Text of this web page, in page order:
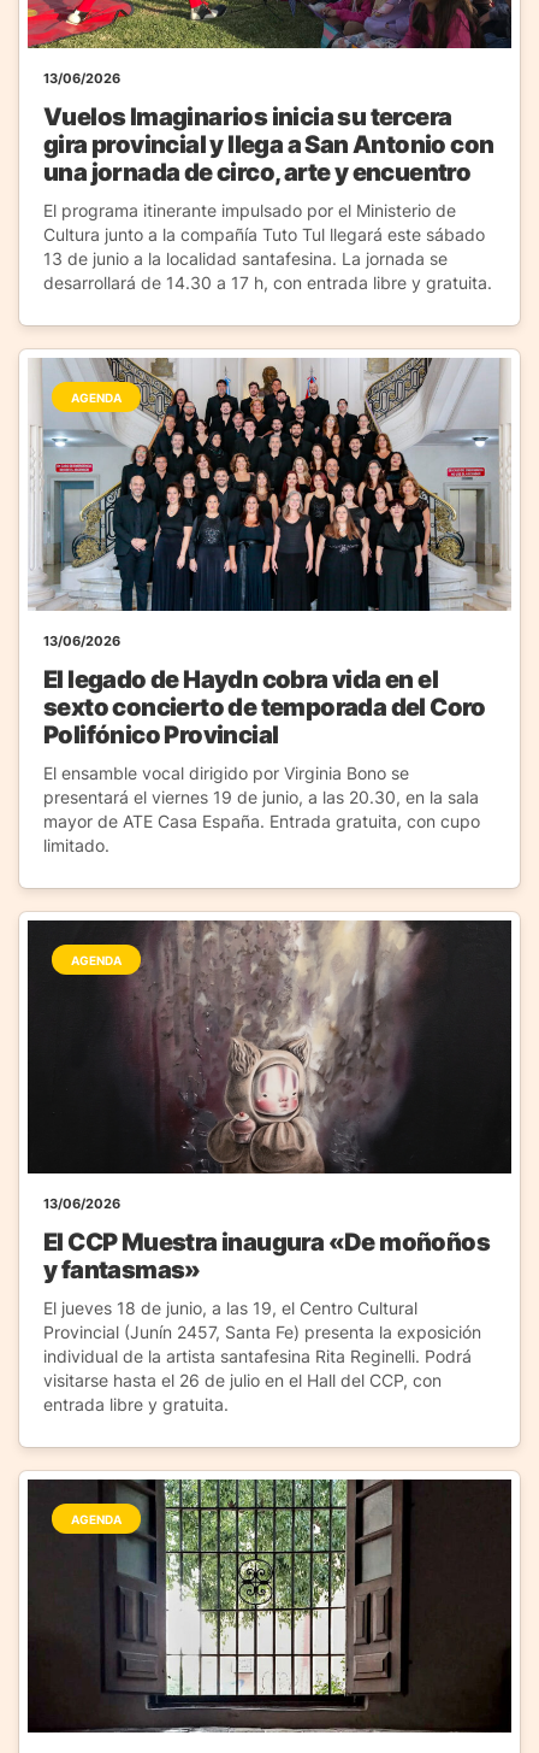
13/06/2026
Vuelos Imaginarios inicia su tercera
gira provincial y llega a San Antonio con
una jornada de circo, arte y encuentro
El programa itinerante impulsado por el Ministerio de
Cultura junto a la compañía Tuto Tul llegará este sábado
13 de junio a la localidad santafesina. La jornada se
desarrollará de 14.30 a 17 h, con entrada libre y gratuita.
AGENDA
13/06/2026
El legado de Haydn cobra vida en el
sexto concierto de temporada del Coro
Polifónico Provincial
El ensamble vocal dirigido por Virginia Bono se
presentará el viernes 19 de junio, a las 20.30, en la sala
mayor de ATE Casa España. Entrada gratuita, con cupo
limitado.
AGENDA
13/06/2026
El CCP Muestra inaugura «De moñoños
y fantasmas»
El jueves 18 de junio, a las 19, el Centro Cultural
Provincial (Junín 2457, Santa Fe) presenta la exposición
individual de la artista santafesina Rita Reginelli. Podrá
visitarse hasta el 26 de julio en el Hall del CCP, con
entrada libre y gratuita.
AGENDA